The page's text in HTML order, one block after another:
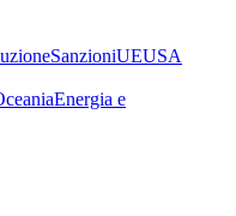
SanzioniUEUSA
Energia e